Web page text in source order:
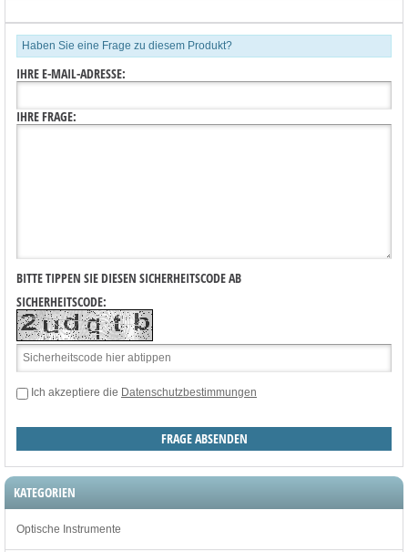
Haben Sie eine Frage zu diesem Produkt?
IHRE E-MAIL-ADRESSE:
IHRE FRAGE:
BITTE TIPPEN SIE DIESEN SICHERHEITSCODE AB
SICHERHEITSCODE:
Ich akzeptiere die Datenschutzbestimmungen
KATEGORIEN
Optische Instrumente